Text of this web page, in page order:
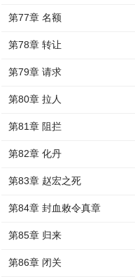
第77章 名额
第78章 转让
第79章 请求
第80章 拉人
第81章 阻拦
第82章 化丹
第83章 赵宏之死
第84章 封血敕令真章
第85章 归来
第86章 闭关